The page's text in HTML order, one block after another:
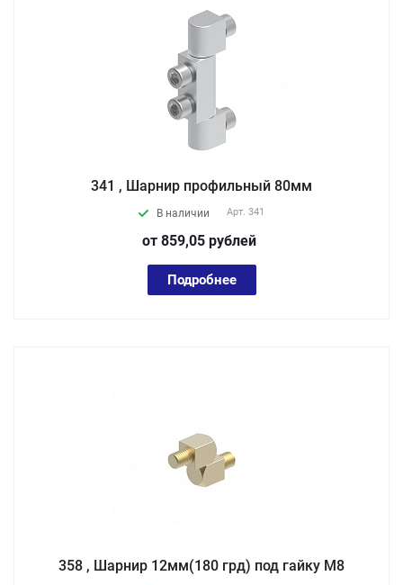
341 , Шарнир профильный 80мм
В наличии Арт. 341
от 859,05 рублей
Подробнее
358 , Шарнир 12мм(180 грд) под гайку М8